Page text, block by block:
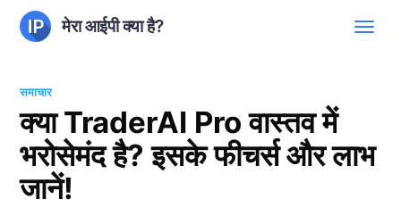
मेरा आईपी क्या है?
समाचार
क्या TraderAI Pro वास्तव में
भरोसेमंद है? इसके फीचर्स और लाभ
जानें!